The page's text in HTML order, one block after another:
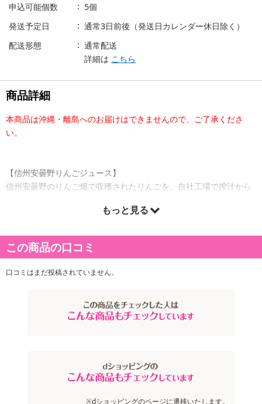
申込可能個数
5個
発送予定日
通常3日前後（発送日カレンダー休日除く）
配送形態
通常配送
詳細は こちら
商品詳細
本商品は沖縄・離島へのお届けはできませんので、ご了承くださ
い。
【信州安曇野りんごジュース】
信州安曇野のりんご畑で収穫されたりんごを、自社工場で搾汁から
山梨県産の桃を使用した果汁100％ジュース。
桃の香りと甘さがほどよいやさしい味わいです。
うんしゅうみかんのさわやかな味わいをご堪能いただけます。
コンコードの深い味わいと、ナイアガラの香り豊な甘さのバランス
が程よいぶどうジュースです。
【信州の和梨ジュース】
もっと見る
この商品の口コミ
口コミはまだ投稿されていません。
※dショッピングのページに遷移いたします。